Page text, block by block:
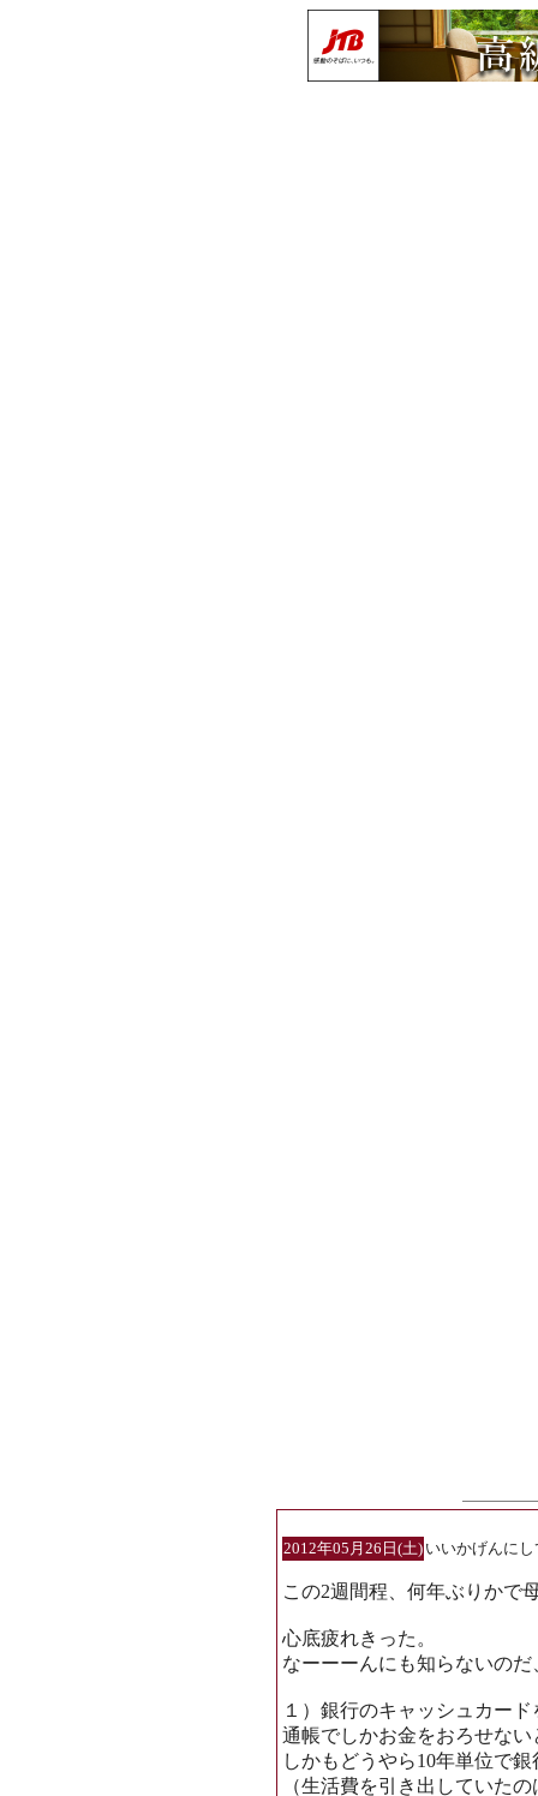
2012年05月26日(土) いいかげんにし
この2週間程、何年ぶりかで
心底疲れきった。
なーーーんにも知らないのだ
１）銀行のキャッシュカー
通帳でしかお金をおろせな
しかもどうやら10年単位で
（生活費を引き出していた